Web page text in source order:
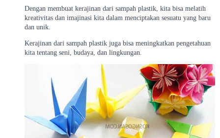
Dengan membuat kerajinan dari sampah plastik, kita bisa melatih
kreativitas dan imajinasi kita dalam menciptakan sesuatu yang baru
dan unik.
Kerajinan dari sampah plastik juga bisa meningkatkan pengetahuan
kita tentang seni, budaya, dan lingkungan.